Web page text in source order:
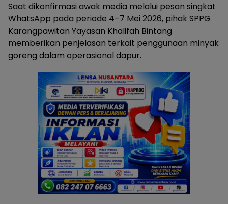
Saat dikonfirmasi awak media melalui pesan singkat
WhatsApp pada periode 4–7 Mei 2026, pihak SPPG
Karangpawitan Yayasan Khalifah Bintang
memberikan penjelasan terkait penggunaan minyak
goreng dalam operasional dapur.